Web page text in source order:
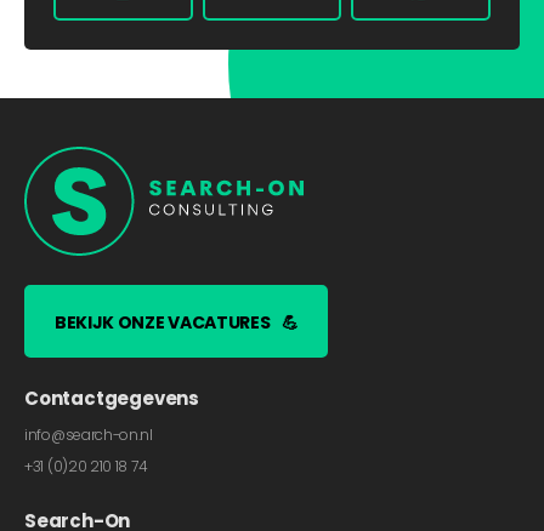
BEKIJK ONZE VACATURES 💪
Contactgegevens
info@search-on.nl
+31 (0)20 210 18 74
Search-On